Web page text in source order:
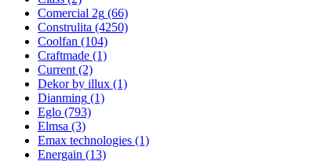
Comercial 2g (66)
Construlita (4250)
Coolfan (104)
Craftmade (1)
Current (2)
Dekor by illux (1)
Dianming (1)
Eglo (793)
Elmsa (3)
Emax technologies (1)
Energain (13)